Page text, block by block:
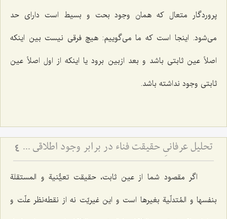
پروردگار متعال که همان وجود بحت و بسیط است دارای حد
می‌شود. اینجا است که ما می‌گوییم: هیچ فرقی نیست بین اینکه
اصلاً عین ثابتی باشد و بعد ازبین برود یا اینکه از اول اصلاً عین
ثابتی وجود نداشته باشد.
تحلیل عرفانیِ حقیقت فناء در برابر وجود اطلاقی - نقد استقلال عین ثابت و تبیین صرافت وجود در سلوک شهودی 4
اگر مقصود شما از عین ثابت، حقیقت تعیٌّنیةو المستقلة
بنفسها و المُتدلّیة بغیرها است و این غیریّت نه از نقطه‌نظر علّت و